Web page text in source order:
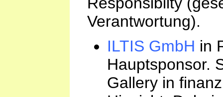
Verantwortung).
ILTIS GmbH in
Hauptsponsor.
Gallery in